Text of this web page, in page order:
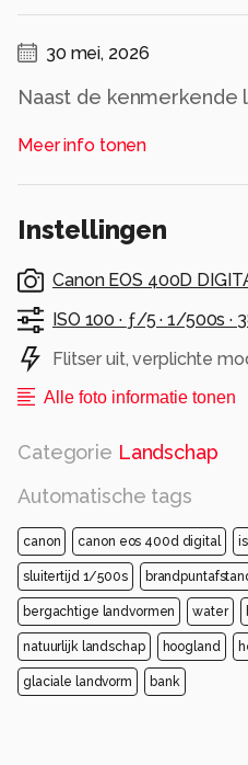
30 mei, 2026
Naast de kenmerkende
Hierboven een
Meer info tonen
Instellingen
Canon EOS 400D
ISO 100 · ƒ/5 ·1/500s ·
Flitser uit, verplichte
Alle foto informatie tonen
Categorie Landschap
Automatische tags
canon canon eos 400d digital
sluitertijd 1/500s
bergachtige landvormen water
natuurlijk landschap hoogland
glaciale landvorm bank